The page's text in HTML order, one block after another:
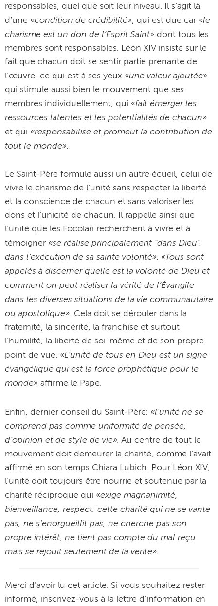
responsables, quel que soit leur niveau. Il s’agit là
d’une «condition de crédibilité», qui est due car «le
charisme est un don de l’Esprit Saint» dont tous les
membres sont responsables. Léon XIV insiste sur le
fait que chacun doit se sentir partie prenante de
l’œuvre, ce qui est à ses yeux «une valeur ajoutée»
qui stimule aussi bien le mouvement que ses
membres individuellement, qui «fait émerger les
ressources latentes et les potentialités de chacun»
et qui «responsabilise et promeut la contribution de
tout le monde».
Le Saint-Père formule aussi un autre écueil, celui de
vivre le charisme de l’unité sans respecter la liberté
et la conscience de chacun et sans valoriser les
dons et l’unicité de chacun. Il rappelle ainsi que
l’unité que les Focolari recherchent à vivre et à
témoigner «se réalise principalement “dans Dieu”,
dans l’exécution de sa sainte volonté». «Tous sont
appelés à discerner quelle est la volonté de Dieu et
comment on peut réaliser la vérité de l’Évangile
dans les diverses situations de la vie communautaire
ou apostolique». Cela doit se dérouler dans la
fraternité, la sincérité, la franchise et surtout
l’humilité, la liberté de soi-même et de son propre
point de vue. «L’unité de tous en Dieu est un signe
évangélique qui est la force prophétique pour le
monde» affirme le Pape.
Enfin, dernier conseil du Saint-Père: «l’unité ne se
comprend pas comme uniformité de pensée,
d’opinion et de style de vie». Au centre de tout le
mouvement doit demeurer la charité, comme l’avait
affirmé en son temps Chiara Lubich. Pour Léon XIV,
l’unité doit toujours être nourrie et soutenue par la
charité réciproque qui «exige magnanimité,
bienveillance, respect; cette charité qui ne se vante
pas, ne s’enorgueillit pas, ne cherche pas son
propre intérêt, ne tient pas compte du mal reçu
mais se réjouit seulement de la vérité».
Merci d'avoir lu cet article. Si vous souhaitez rester
informé, inscrivez-vous à la lettre d’information en